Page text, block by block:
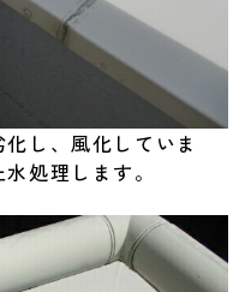
し、風化していま
処理します。